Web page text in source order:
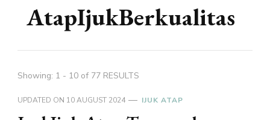
AtapIjukBerkualitas
Showing: 1 - 10 of 77 RESULTS
UPDATED ON 10 AUGUST 2024 IJUK ATAP